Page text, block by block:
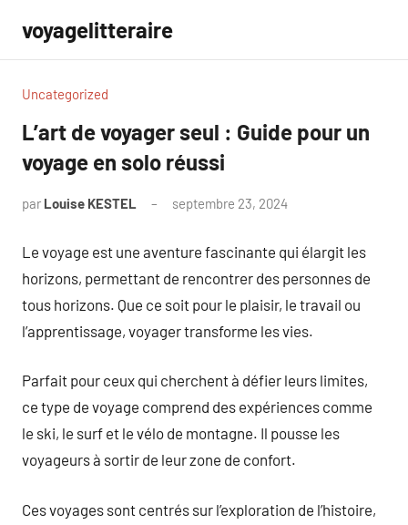
contenu
voyagelitteraire
Uncategorized
L’art de voyager seul : Guide pour un
voyage en solo réussi
par Louise KESTEL septembre 23, 2024
Le voyage est une aventure fascinante qui élargit les
horizons, permettant de rencontrer des personnes de
tous horizons. Que ce soit pour le plaisir, le travail ou
l’apprentissage, voyager transforme les vies.
Parfait pour ceux qui cherchent à défier leurs limites,
ce type de voyage comprend des expériences comme
le ski, le surf et le vélo de montagne. Il pousse les
voyageurs à sortir de leur zone de confort.
Ces voyages sont centrés sur l’exploration de l’histoire,